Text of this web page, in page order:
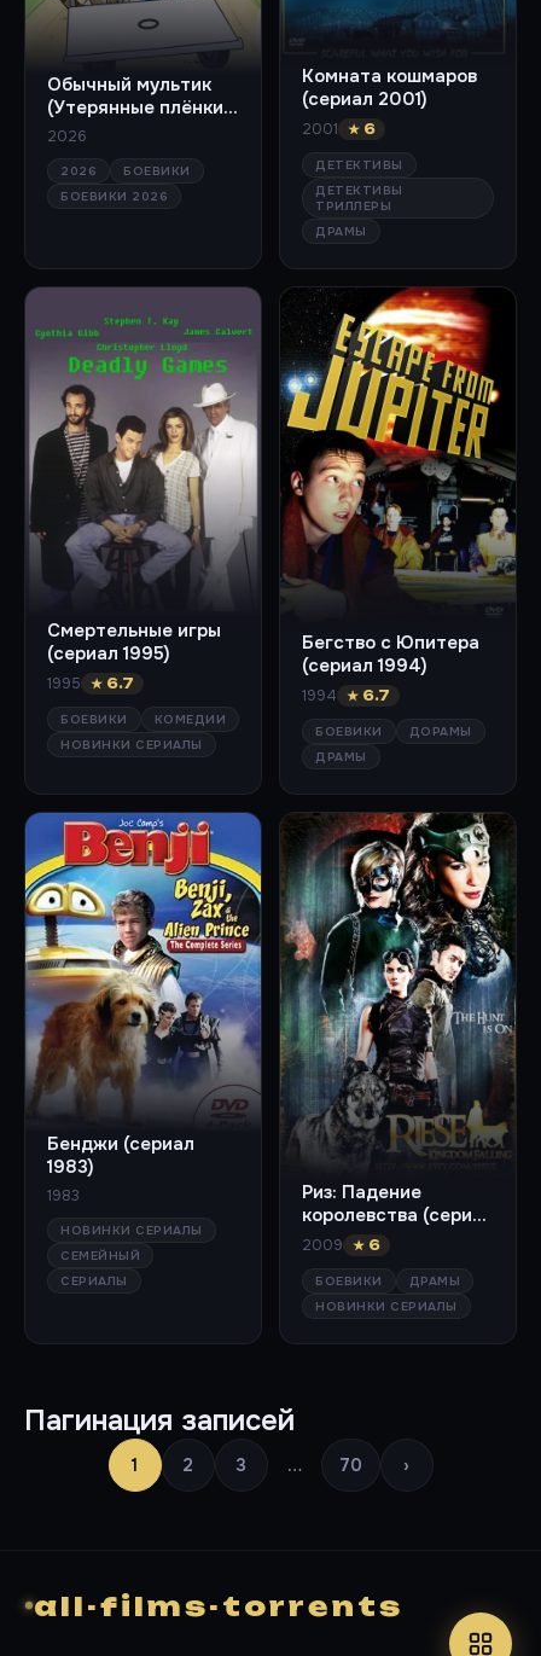
Обычный мультик
(Утерянные плёнки)
(сериал 2026)
2026
2026
БОЕВИКИ
БОЕВИКИ 2026
Комната кошмаров
(сериал 2001)
2001 ★ 6
ДЕТЕКТИВЫ
ДЕТЕКТИВЫ
ТРИЛЛЕРЫ
ДРАМЫ
Смертельные игры
(сериал 1995)
1995 ★ 6.7
БОЕВИКИ
КОМЕДИИ
НОВИНКИ СЕРИАЛЫ
Бегство с Юпитера
(сериал 1994)
1994 ★ 6.7
БОЕВИКИ
ДОРАМЫ
ДРАМЫ
Бенджи (сериал
1983)
1983
НОВИНКИ СЕРИАЛЫ
СЕМЕЙНЫЙ
СЕРИАЛЫ
Риз: Падение
королевства (сериал
2009)
2009 ★ 6
БОЕВИКИ
ДРАМЫ
НОВИНКИ СЕРИАЛЫ
Пагинация записей
1 2 3 … 70 ›
all-films-torrents